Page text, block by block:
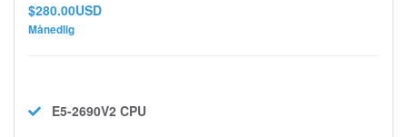
$280.00USD
Månedlig
E5-2690V2 CPU